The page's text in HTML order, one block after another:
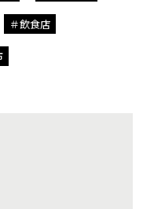
飲食店